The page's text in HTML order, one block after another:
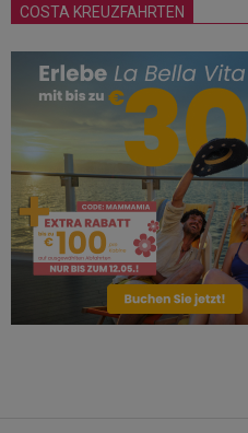
COSTA KREUZFAHRTEN